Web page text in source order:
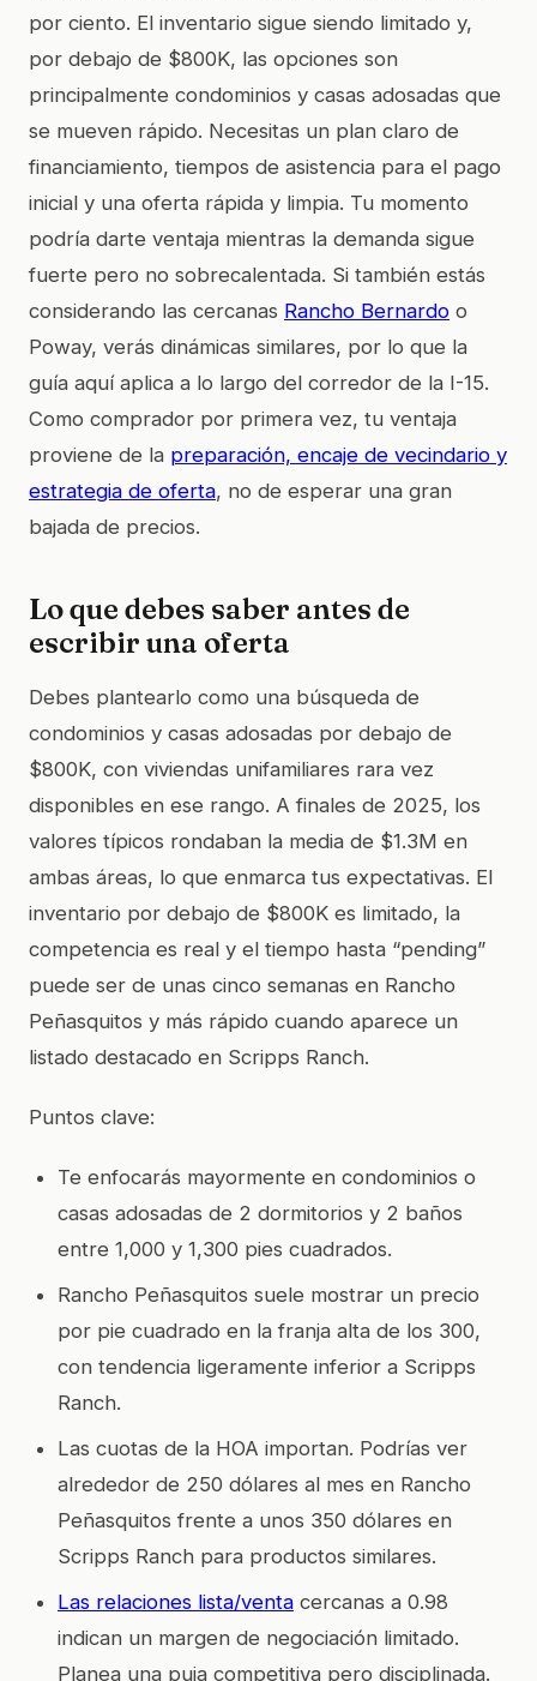
por ciento. El inventario sigue siendo limitado y,
por debajo de $800K, las opciones son
principalmente condominios y casas adosadas que
se mueven rápido. Necesitas un plan claro de
financiamiento, tiempos de asistencia para el pago
inicial y una oferta rápida y limpia. Tu momento
podría darte ventaja mientras la demanda sigue
fuerte pero no sobrecalentada. Si también estás
considerando las cercanas Rancho Bernardo o
Poway, verás dinámicas similares, por lo que la
guía aquí aplica a lo largo del corredor de la I-15.
Como comprador por primera vez, tu ventaja
proviene de la preparación, encaje de vecindario y
estrategia de oferta, no de esperar una gran
bajada de precios.
Lo que debes saber antes de
escribir una oferta
Debes plantearlo como una búsqueda de
condominios y casas adosadas por debajo de
$800K, con viviendas unifamiliares rara vez
disponibles en ese rango. A finales de 2025, los
valores típicos rondaban la media de $1.3M en
ambas áreas, lo que enmarca tus expectativas. El
inventario por debajo de $800K es limitado, la
competencia es real y el tiempo hasta “pending”
puede ser de unas cinco semanas en Rancho
Peñasquitos y más rápido cuando aparece un
listado destacado en Scripps Ranch.
Puntos clave:
Te enfocarás mayormente en condominios o
casas adosadas de 2 dormitorios y 2 baños
entre 1,000 y 1,300 pies cuadrados.
Rancho Peñasquitos suele mostrar un precio
por pie cuadrado en la franja alta de los 300,
con tendencia ligeramente inferior a Scripps
Ranch.
Las cuotas de la HOA importan. Podrías ver
alrededor de 250 dólares al mes en Rancho
Peñasquitos frente a unos 350 dólares en
Scripps Ranch para productos similares.
Las relaciones lista/venta cercanas a 0.98
indican un margen de negociación limitado.
Planea una puja competitiva pero disciplinada.